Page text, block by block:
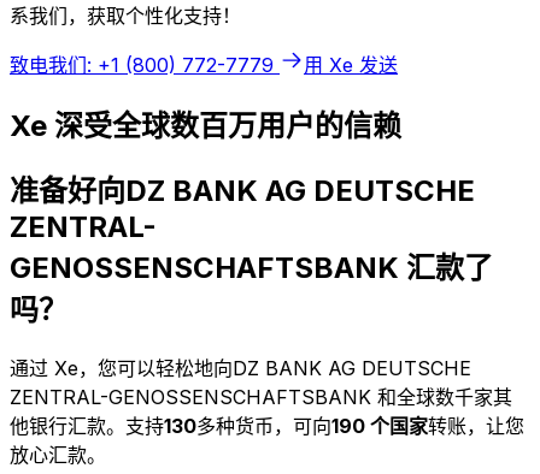
系我们，获取个性化支持！
致电我们: +1 (800) 772-7779 用 Xe 发送
Xe 深受全球数百万用户的信赖
准备好向DZ BANK AG DEUTSCHE
ZENTRAL-
GENOSSENSCHAFTSBANK 汇款了
吗？
通过 Xe，您可以轻松地向DZ BANK AG DEUTSCHE
ZENTRAL-GENOSSENSCHAFTSBANK 和全球数千家其
他银行汇款。支持130多种货币，可向190 个国家转账，让您
放心汇款。